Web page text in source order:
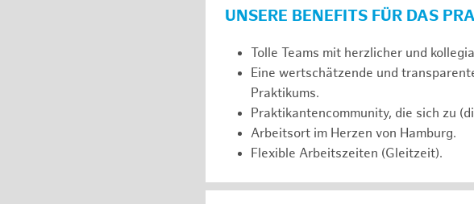
UNSERE BENEFITS FÜR DAS
Tolle Teams mit herzlicher und
Eine wertschätzende und
Praktikums.
Praktikantencommunity, die sich zu
Arbeitsort im Herzen von Hamburg.
Flexible Arbeitszeiten (Gleitzeit).